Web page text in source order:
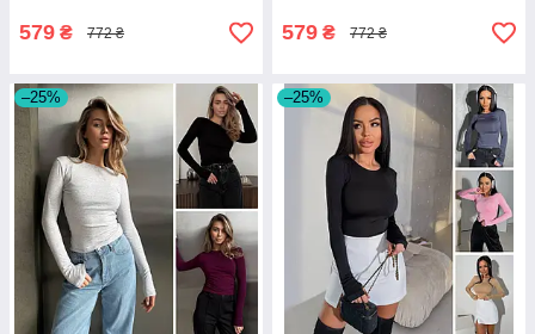
579 ₴ 772 ₴ 579 ₴ 772 ₴
–25% –25%